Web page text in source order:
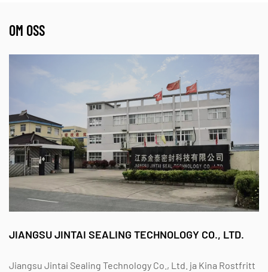
överhettad ånga
packning
är särskilt effektiv i
flänsenheter med smal
var space constraints prohibit the use of
traditional spiral wound gaskets.
Vanliga frågor
Hur hanterar korrugerade och tandade packningar
termisk expansion i värmeväxlare?
Den specific geometry of these metal gaskets allows
the expansion and contraction of flange joints. At
Jiangsu Jintai Sealing Technology Co., Ltd., which
OM OSS
JIANGSU JINTAI SEALING TECHNOLOGY CO., LTD.
Jiangsu Jintai Sealing Technology Co., Ltd. ja Kina Rostfritt